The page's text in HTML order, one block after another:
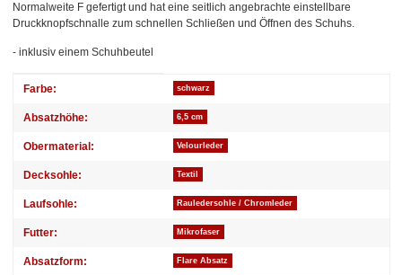
Normalweite F gefertigt und hat eine seitlich angebrachte einstellbare
Druckknopfschnalle zum schnellen Schließen und Öffnen des Schuhs.
- inklusiv einem Schuhbeutel
Produkteigenschaft
Wert
Farbe: schwarz
Absatzhöhe: 6,5 cm
Obermaterial: Velourleder
Decksohle: Textil
Laufsohle: Rauledersohle / Chromleder
Futter: Mikrofaser
Absatzform: Flare Absatz